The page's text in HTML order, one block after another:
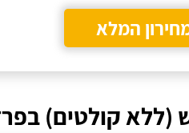
המלא
קולטים)